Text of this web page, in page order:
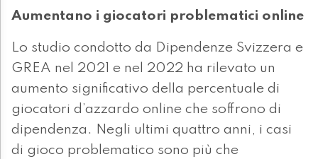
Aumentano i giocatori problematici online
Lo studio condotto da Dipendenze Svizzera e
GREA nel 2021 e nel 2022 ha rilevato un
aumento significativo della percentuale di
giocatori d’azzardo online che soffrono di
dipendenza. Negli ultimi quattro anni, i casi
di gioco problematico sono più che